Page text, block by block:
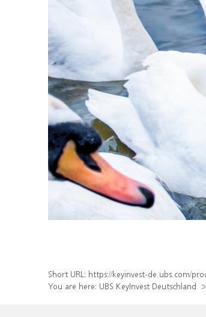
Short URL: https://keyinvest-de.ubs.com/
You are here: UBS KeyInvest Deutschland